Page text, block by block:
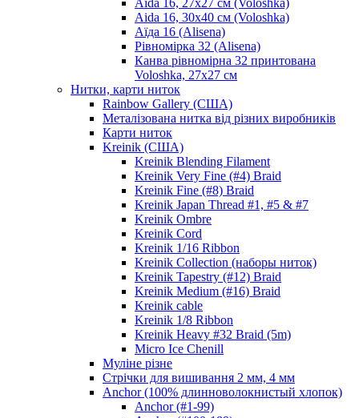
Aida 16, 30х40 см (Voloshka)
Аїда 16 (Alisena)
Рівномірка 32 (Alisena)
Канва рівномірна 32 принтована
Voloshka, 27х27 см
Нитки, карти ниток
Rainbow Gallery (США)
Металізована нитка від різних виробників
Карти ниток
Kreinik (США)
Kreinik Blending Filament
Kreinik Very Fine (#4) Braid
Kreinik Fine (#8) Braid
Kreinik Japan Thread #1, #5 & #7
Kreinik Ombre
Kreinik Cord
Kreinik 1/16 Ribbon
Kreinik Collection (наборы ниток)
Kreinik Tapestry (#12) Braid
Kreinik Medium (#16) Braid
Kreinik cable
Kreinik 1/8 Ribbon
Kreinik Heavy #32 Braid (5m)
Micro Ice Chenill
Муліне різне
Стрічки для вишивання 2 мм, 4 мм
Anchor (100% длинноволокнистый хлопок)
Anchor (#1-99)